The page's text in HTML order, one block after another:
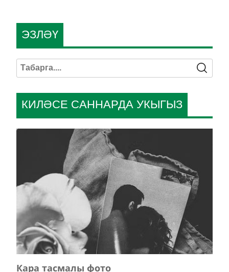
КИЛӘСЕ САННАРДА УКЫГЫЗ
Кара тасмалы фото
ЭЗЛӘҮ